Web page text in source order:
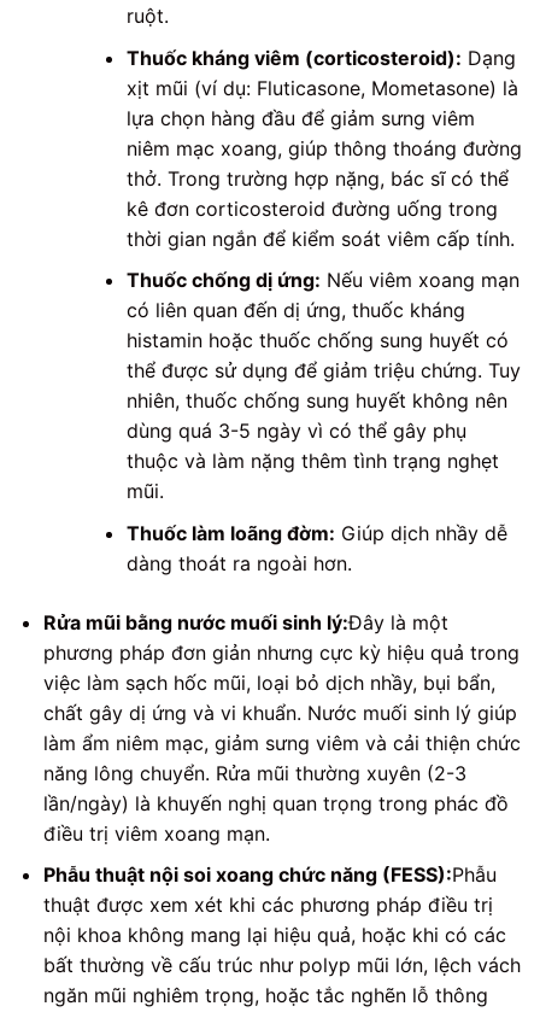
ruột.
Thuốc kháng viêm (corticosteroid): Dạng
xịt mũi (ví dụ: Fluticasone, Mometasone) là
lựa chọn hàng đầu để giảm sưng viêm
niêm mạc xoang, giúp thông thoáng đường
thở. Trong trường hợp nặng, bác sĩ có thể
kê đơn corticosteroid đường uống trong
thời gian ngắn để kiểm soát viêm cấp tính.
Thuốc chống dị ứng: Nếu viêm xoang mạn
có liên quan đến dị ứng, thuốc kháng
histamin hoặc thuốc chống sung huyết có
thể được sử dụng để giảm triệu chứng. Tuy
nhiên, thuốc chống sung huyết không nên
dùng quá 3-5 ngày vì có thể gây phụ
thuộc và làm nặng thêm tình trạng nghẹt
mũi.
Thuốc làm loãng đờm: Giúp dịch nhầy dễ
dàng thoát ra ngoài hơn.
Rửa mũi bằng nước muối sinh lý:Đây là một
phương pháp đơn giản nhưng cực kỳ hiệu quả trong
việc làm sạch hốc mũi, loại bỏ dịch nhầy, bụi bẩn,
chất gây dị ứng và vi khuẩn. Nước muối sinh lý giúp
làm ẩm niêm mạc, giảm sưng viêm và cải thiện chức
năng lông chuyển. Rửa mũi thường xuyên (2-3
lần/ngày) là khuyến nghị quan trọng trong phác đồ
điều trị viêm xoang mạn.
Phẫu thuật nội soi xoang chức năng (FESS):Phẫu
thuật được xem xét khi các phương pháp điều trị
nội khoa không mang lại hiệu quả, hoặc khi có các
bất thường về cấu trúc như polyp mũi lớn, lệch vách
ngăn mũi nghiêm trọng, hoặc tắc nghẽn lỗ thông